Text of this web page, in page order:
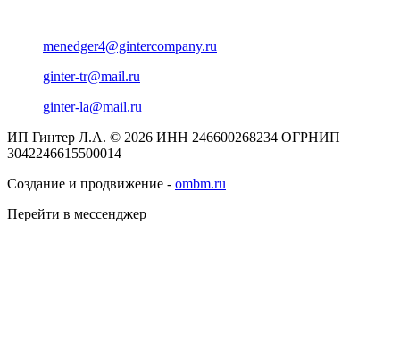
menedger4@gintercompany.ru
ginter-tr@mail.ru
ginter-la@mail.ru
ИП Гинтер Л.А. © 2026 ИНН 246600268234 ОГРНИП
3042246615500014
Создание и продвижение - ombm.ru
Перейти в мессенджер